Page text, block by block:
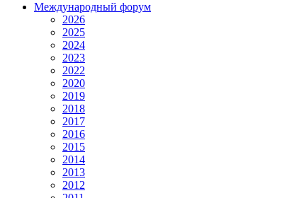
Международный форум
2026
2025
2024
2023
2022
2020
2019
2018
2017
2016
2015
2014
2013
2012